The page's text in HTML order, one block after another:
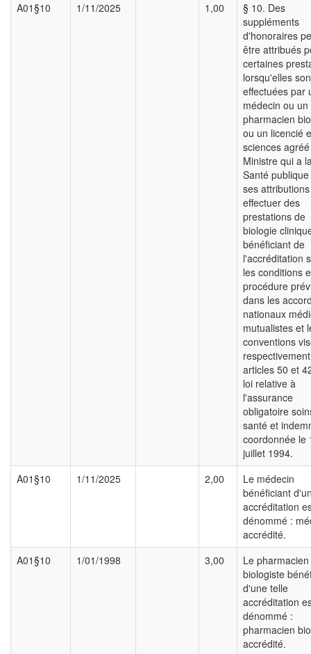
A01§10
1/11/2025 1,00
§ 10. Des
suppléments
d'honoraires
être attribués
certaines
lorsqu'elles
effectuées par
médecin ou un
pharmacien
ou un licencié
sciences
Ministre qui a
Santé
ses
effectuer des
prestations de
biologie
bénéficiant de
l'accréditation
les conditions
procédure
dans les
nationaux
mutualistes et
conventions
articles 50 et
loi relative à
l'assurance
obligatoire
santé et
coordonnée le
juillet 1994.
A01§10
1/11/2025 2,00
Le médecin
bénéficiant
accréditation
dénommé :
accrédité.
A01§10
1/01/1998 3,00
Le pharmacien
biologiste
d'une telle
accréditation
dénommé :
pharmacien
accrédité.